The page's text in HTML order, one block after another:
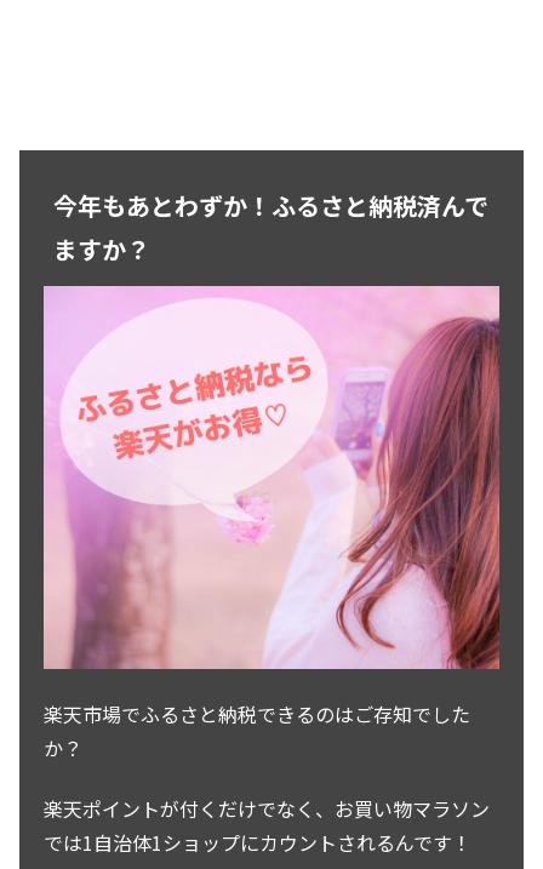
今年もあとわずか！ふるさと納税済んで
ますか？
楽天市場でふるさと納税できるのはご存知でした
か？
楽天ポイントが付くだけでなく、お買い物マラソン
では1自治体1ショップにカウントされるんです！